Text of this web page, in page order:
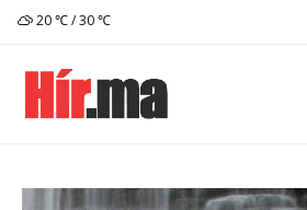
20 ℃ / 30 ℃